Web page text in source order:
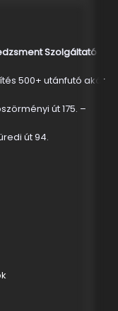
Szolgáltató
500+ utánfutó akár
út 175. –
út 94.